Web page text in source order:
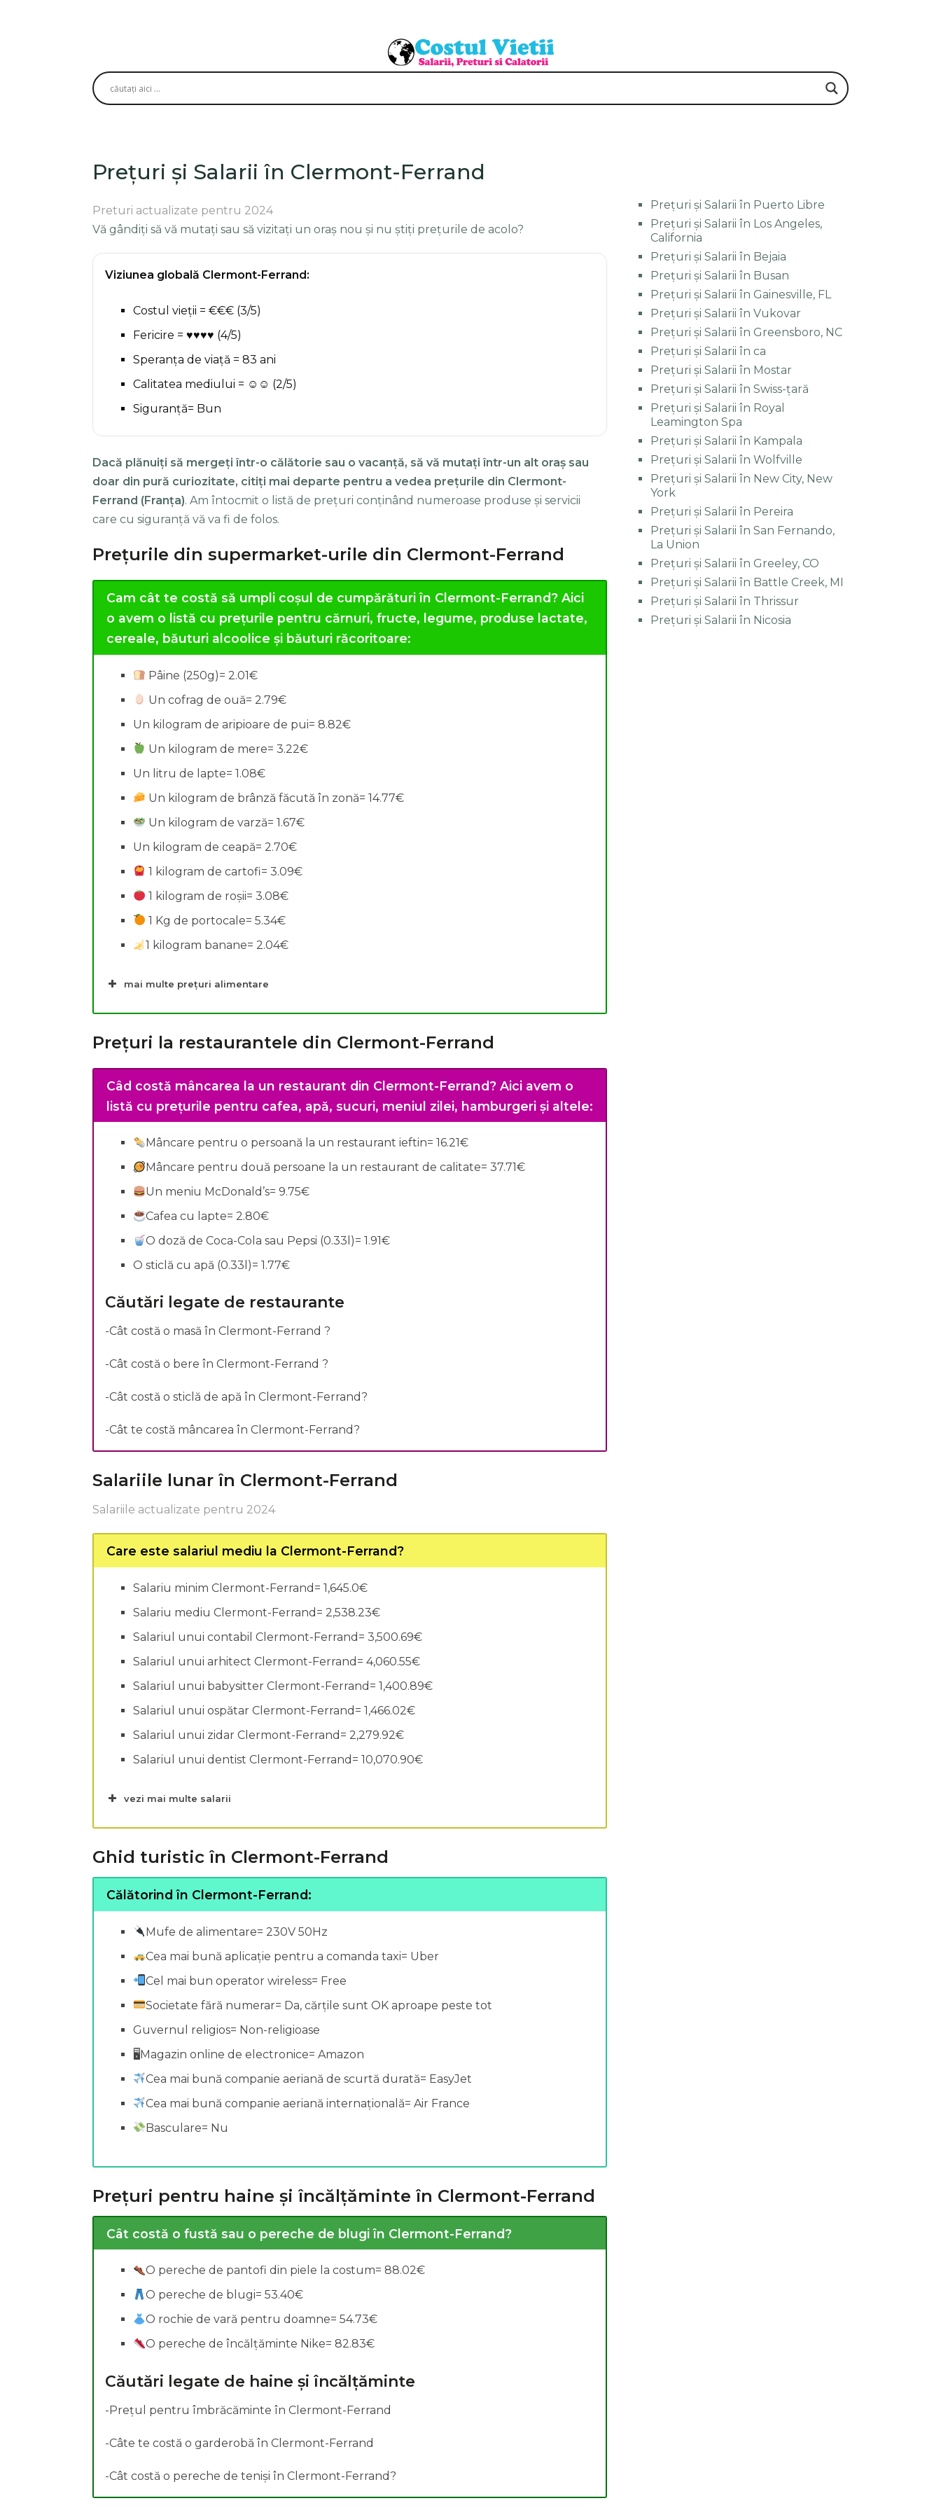
Prețuri și Salarii în Clermont-Ferrand
Preturi actualizate pentru 2024
Vă gândiți să vă mutați sau să vizitați un oraș nou și nu știți prețurile de acolo?
Viziunea globală Clermont-Ferrand:
Costul vieții = €€€ (3/5)
Fericire = ♥♥♥♥ (4/5)
Speranța de viață = 83 ani
Calitatea mediului = ☺☺ (2/5)
Siguranță= Bun
Dacă plănuiți să mergeți într-o călătorie sau o vacanță, să vă mutați într-un alt oraș sau
doar din pură curiozitate, citiți mai departe pentru a vedea prețurile din Clermont-
Ferrand (Franța). Am întocmit o listă de prețuri conținând numeroase produse și servicii
care cu siguranță vă va fi de folos.
Prețurile din supermarket-urile din Clermont-Ferrand
Cam cât te costă să umpli coșul de cumpărături în Clermont-Ferrand? Aici
o avem o listă cu prețurile pentru cărnuri, fructe, legume, produse lactate,
cereale, băuturi alcoolice și băuturi răcoritoare:
Pâine (250g)= 2.01€
Un cofrag de ouă= 2.79€
Un kilogram de aripioare de pui= 8.82€
Un kilogram de mere= 3.22€
Un litru de lapte= 1.08€
Un kilogram de brânză făcută în zonă= 14.77€
Un kilogram de varză= 1.67€
Un kilogram de ceapă= 2.70€
1 kilogram de cartofi= 3.09€
1 kilogram de roșii= 3.08€
1 Kg de portocale= 5.34€
1 kilogram banane= 2.04€
mai multe prețuri alimentare
Prețuri la restaurantele din Clermont-Ferrand
Câd costă mâncarea la un restaurant din Clermont-Ferrand?Aici avem o
listă cu prețurile pentru cafea, apă, sucuri, meniul zilei, hamburgeri și altele:
Mâncare pentru o persoană la un restaurant ieftin= 16.21€
Mâncare pentru două persoane la un restaurant de calitate= 37.71€
Un meniu McDonald’s= 9.75€
Cafea cu lapte= 2.80€
O doză de Coca-Cola sau Pepsi (0.33l)= 1.91€
O sticlă cu apă (0.33l)= 1.77€
Căutări legate de restaurante
-Cât costă o masă în Clermont-Ferrand ?
-Cât costă o bere în Clermont-Ferrand ?
-Cât costă o sticlă de apă în Clermont-Ferrand?
-Cât te costă mâncarea în Clermont-Ferrand?
Salariile lunar în Clermont-Ferrand
Salariile actualizate pentru 2024
Care este salariul mediu la Clermont-Ferrand?
Salariu minim Clermont-Ferrand= 1,645.0€
Salariu mediu Clermont-Ferrand= 2,538.23€
Salariul unui contabil Clermont-Ferrand= 3,500.69€
Salariul unui arhitect Clermont-Ferrand= 4,060.55€
Salariul unui babysitter Clermont-Ferrand= 1,400.89€
Salariul unui ospătar Clermont-Ferrand= 1,466.02€
Salariul unui zidar Clermont-Ferrand= 2,279.92€
Salariul unui dentist Clermont-Ferrand= 10,070.90€
vezi mai multe salarii
Cercetări legate de salarii:
Ghid turistic în Clermont-Ferrand
Călătorind în Clermont-Ferrand:
Mufe de alimentare= 230V 50Hz
Cea mai bună aplicație pentru a comanda taxi= Uber
Cel mai bun operator wireless= Free
Societate fără numerar= Da, cărțile sunt OK aproape peste tot
Guvernul religios= Non-religioase
🖥Magazin online de electronice= Amazon
Cea mai bună companie aeriană de scurtă durată= EasyJet
Cea mai bună companie aeriană internațională= Air France
Basculare= Nu
Prețuri pentru haine și încălțăminte în Clermont-Ferrand
Cât costă o fustă sau o pereche de blugi în Clermont-Ferrand?
O pereche de pantofi din piele la costum= 88.02€
O pereche de blugi= 53.40€
O rochie de vară pentru doamne= 54.73€
O pereche de încălțăminte Nike= 82.83€
Căutări legate de haine și încălțăminte
-Prețul pentru îmbrăcăminte în Clermont-Ferrand
-Câte te costă o garderobă în Clermont-Ferrand
-Cât costă o pereche de teniși în Clermont-Ferrand?
Prețuri și Salarii în Puerto Libre
Prețuri și Salarii în Los Angeles,
California
Prețuri și Salarii în Bejaia
Prețuri și Salarii în Busan
Prețuri și Salarii în Gainesville, FL
Prețuri și Salarii în Vukovar
Prețuri și Salarii în Greensboro, NC
Prețuri și Salarii în ca
Prețuri și Salarii în Mostar
Prețuri și Salarii în Swiss-țară
Prețuri și Salarii în Royal
Leamington Spa
Prețuri și Salarii în Kampala
Prețuri și Salarii în Wolfville
Prețuri și Salarii în New City, New
York
Prețuri și Salarii în Pereira
Prețuri și Salarii în San Fernando,
La Union
Prețuri și Salarii în Greeley, CO
Prețuri și Salarii în Battle Creek, MI
Prețuri și Salarii în Thrissur
Prețuri și Salarii în Nicosia